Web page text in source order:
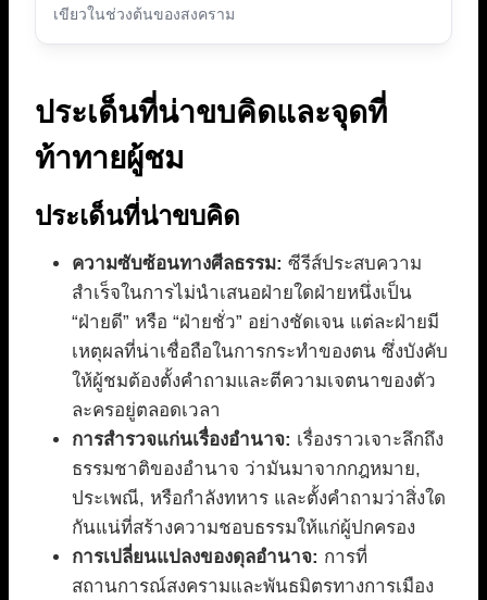
เขียวในช่วงต้นของสงคราม
ประเด็นที่น่าขบคิดและจุดที่
ท้าทายผู้ชม
ประเด็นที่น่าขบคิด
ความซับซ้อนทางศีลธรรม: ซีรีส์ประสบความ
สำเร็จในการไม่นำเสนอฝ่ายใดฝ่ายหนึ่งเป็น
“ฝ่ายดี” หรือ “ฝ่ายชั่ว” อย่างชัดเจน แต่ละฝ่ายมี
เหตุผลที่น่าเชื่อถือในการกระทำของตน ซึ่งบังคับ
ให้ผู้ชมต้องตั้งคำถามและตีความเจตนาของตัว
ละครอยู่ตลอดเวลา
การสำรวจแก่นเรื่องอำนาจ: เรื่องราวเจาะลึกถึง
ธรรมชาติของอำนาจ ว่ามันมาจากกฎหมาย,
ประเพณี, หรือกำลังทหาร และตั้งคำถามว่าสิ่งใด
กันแน่ที่สร้างความชอบธรรมให้แก่ผู้ปกครอง
การเปลี่ยนแปลงของดุลอำนาจ: การที่
สถานการณ์สงครามและพันธมิตรทางการเมือง